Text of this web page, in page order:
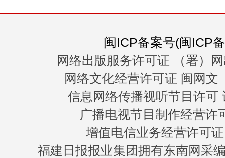
闽ICP备案号(闽ICP
网络出版服务许可证 （署）
网络文化经营许可证 闽网文
信息网络传播视听节目许可
广播电视节目制作经营许
增值电信业务经营许可
福建日报报业集团拥有东南网采